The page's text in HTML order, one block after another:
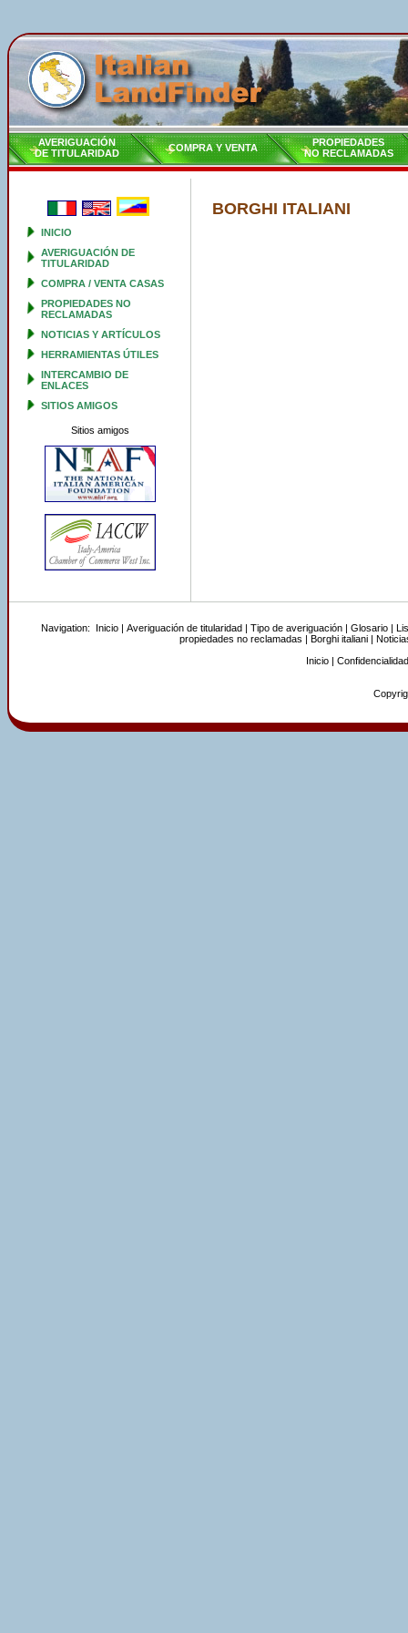
AVERIGUACIÓN
DE TITULARIDAD
COMPRA Y VENTA
PROPIEDADES
NO RECLAMADAS
INICIO
AVERIGUACIÓN DE
TITULARIDAD
COMPRA / VENTA CASAS
PROPIEDADES NO
RECLAMADAS
NOTICIAS Y ARTÍCULOS
HERRAMIENTAS ÚTILES
INTERCAMBIO DE
ENLACES
SITIOS AMIGOS
Sitios amigos
BORGHI ITALIANI
Navigation: Inicio| Averiguación de titularidad| Tipo de averiguación| Glosario|
propiedades no reclamadas | Borghi italiani|
Inicio| Confidencialidad